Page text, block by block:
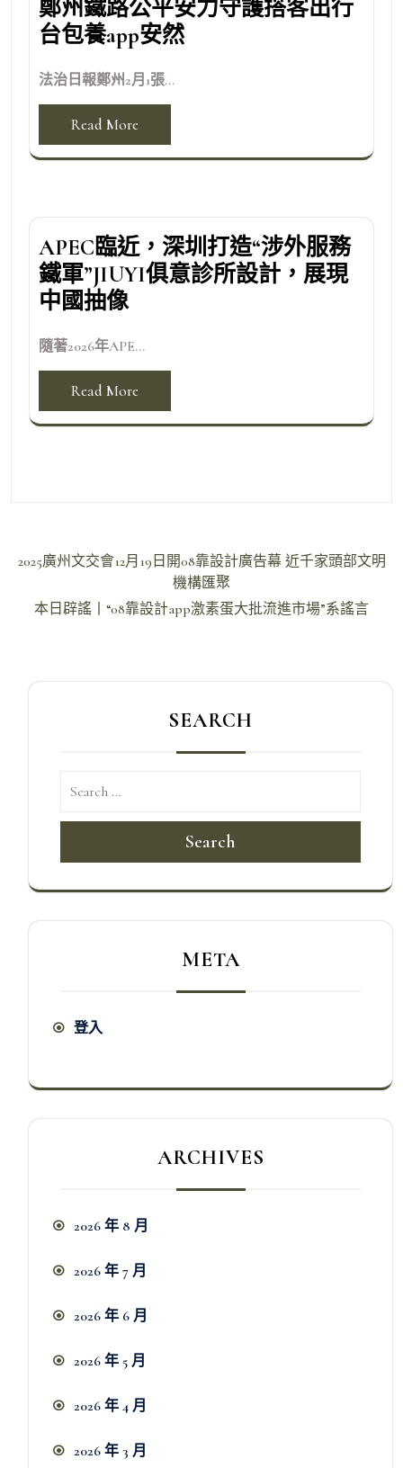
鄭州鐵路公平安力守護搭客出行
台包養app安然
法治日報鄭州2月1張...
Read More
APEC臨近，深圳打造“涉外服務
鐵軍”JIUYI俱意診所設計，展現
中國抽像
隨著2026年APE...
Read More
文
2025廣州文交會12月19日開08靠設計廣告幕 近千家頭部文明
機構匯聚
本日辟謠丨“08靠設計app激素蛋大批流進市場”系謠言
SEARCH
Search
META
登入
ARCHIVES
2026 年 8 月
2026 年 7 月
2026 年 6 月
2026 年 5 月
2026 年 4 月
2026 年 3 月